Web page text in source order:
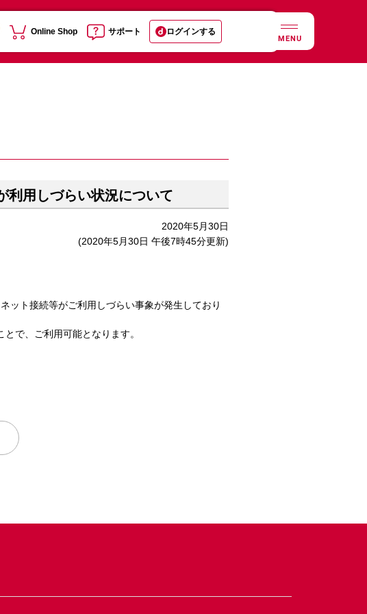
Online Shop サポート ログインする
MENU
利用しづらい状況について
2020年5月30日
(2020年5月30日 午後7時45分更新)
ット接続等がご利用しづらい事象が発生しており
で、ご利用可能となります。